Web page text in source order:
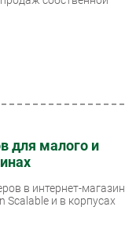
для малого и
в интернет-
и в корпусах